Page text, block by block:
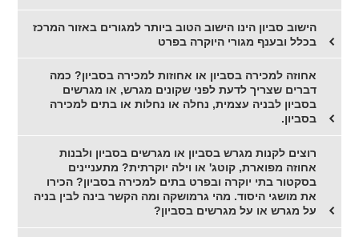
הישוב סביון הינו הישוב הטוב ביותר למגורים באזור המרכז
בכלל ובענף מגורי היוקרה בפרט
אחוזה למכירה בסביון או אחוזות למכירה בסביון? כמה
דברים שצריך לדעת לפני שקונים מגרש, או מגרשים
בסביון לבניה עצמית, נחלה או נחלות או בתים למכירה
בסביון.
רוצים לקנות מגרש בסביון או מגרשים בסביון ולבנות
אחוזה מפוארת, קוטג' או וילה יוקרתית? מתעניינים
בסקטור בתי יוקרה ובפרט בתים למכירה בסביון? הכירו
את מושגי היסוד. מהי גרמושקה ומה הקשר בינה לבין בניה
על מגרש או על מגרשים בסביון?